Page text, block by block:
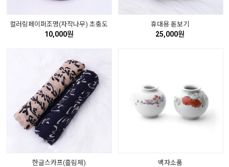
컬러링페이퍼조명(자작나무) 초충도
10,000원
휴대용 돋보기
25,000원
한글스카프(흘림체) 백자소품